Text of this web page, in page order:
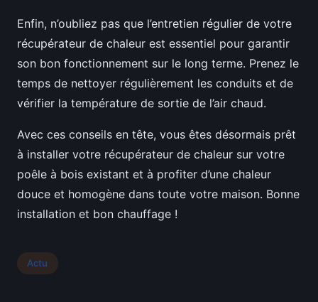
Enfin, n’oubliez pas que l’entretien régulier de votre
récupérateur de chaleur est essentiel pour garantir
son bon fonctionnement sur le long terme. Prenez le
temps de nettoyer régulièrement les conduits et de
vérifier la température de sortie de l’air chaud.
Avec ces conseils en tête, vous êtes désormais prêt
à installer votre récupérateur de chaleur sur votre
poêle à bois existant et à profiter d’une chaleur
douce et homogène dans toute votre maison. Bonne
installation et bon chauffage !
Actu